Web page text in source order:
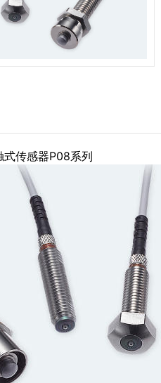
式传感器P08系列